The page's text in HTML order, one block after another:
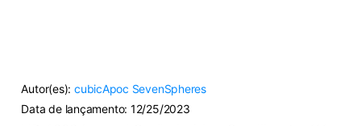
Autor(es): cubicApoc SevenSpheres
Data de lançamento: 12/25/2023